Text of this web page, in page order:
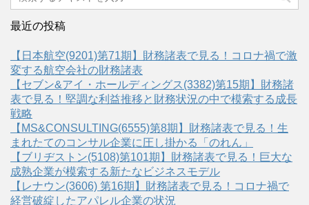
最近の投稿
【日本航空(9201)第71期】財務諸表で見る！コロナ禍で激
変する航空会社の財務諸表
【セブン&アイ・ホールディングス(3382)第15期】財務諸
表で見る！堅調な利益推移と財務状況の中で模索する成長
戦略
【MS&CONSULTING(6555)第8期】財務諸表で見る！生
まれたてのコンサル企業に圧し掛かる「のれん」
【ブリヂストン(5108)第101期】財務諸表で見る！巨大な
成熟企業が模索する新たなビジネスモデル
【レナウン(3606) 第16期】財務諸表で見る！コロナ禍で
経営破綻したアパレル企業の状況